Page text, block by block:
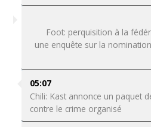
Foot: perquisition à la
une enquête sur la
05:07
Chili: Kast annonce un paquet
contre le crime organisé